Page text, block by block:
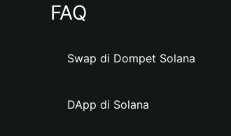
FAQ
Swap di Dompet Solana
DApp di Solana